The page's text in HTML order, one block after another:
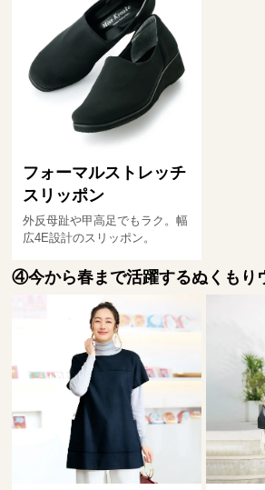
フォーマルストレッチ
スリッポン
外反母趾や甲高足でもラク。幅
広4E設計のスリッポン。
④今から春まで活躍するぬくもり